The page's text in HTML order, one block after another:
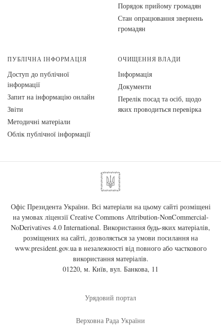
Порядок прийому громадян
Стан опрацювання звернень
громадян
ПУБЛІЧНА ІНФОРМАЦІЯ
Доступ до публічної
інформації
Запит на інформацію онлайн
Звіти
Методичні матеріали
Облік публічної інформації
ОЧИЩЕННЯ ВЛАДИ
Інформація
Документи
Перелік посад та осіб, щодо
яких проводиться перевірка
Офіс Президента України. Всі матеріали на цьому сайті розміщені
на умовах ліцензії Creative Commons Attribution-NonCommercial-
NoDerivatives 4.0 International. Використання будь-яких матеріалів,
розміщених на сайті, дозволяється за умови посилання на
www.president.gov.uaв незалежності від повного або часткового
використання матеріалів.
01220, м. Київ, вул. Банкова, 11
Урядовий портал
Верховна Рада України